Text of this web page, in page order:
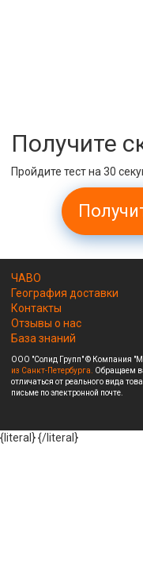
Получите
Пройдите тест на 30
ЧАВО
География доставки
Контакты
Отзывы о нас
База знаний
ООО "Солид Групп" © Компания
из Санкт-Петербурга. Обращаем
отличаться от реального вида
письме по электронной почте.
{literal}{/literal}